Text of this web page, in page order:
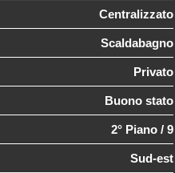
Centralizzato
Scaldabagno
Privato
Buono stato
2° Piano / 9
Sud-est